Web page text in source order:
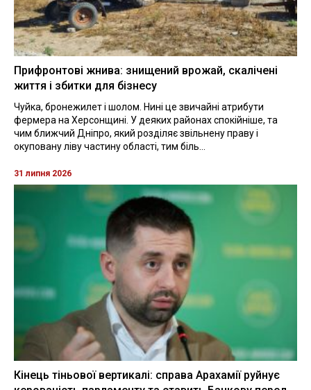
Прифронтові жнива: знищений врожай, скалічені
життя і збитки для бізнесу
Чуйка, бронежилет і шолом. Нині це звичайні атрибути
фермера на Херсонщині. У деяких районах спокійніше, та
чим ближчий Дніпро, який розділяє звільнену праву і
окуповану ліву частину області, тим біль...
31 липня 2026
Кінець тіньової вертикалі: справа Арахамії руйнує